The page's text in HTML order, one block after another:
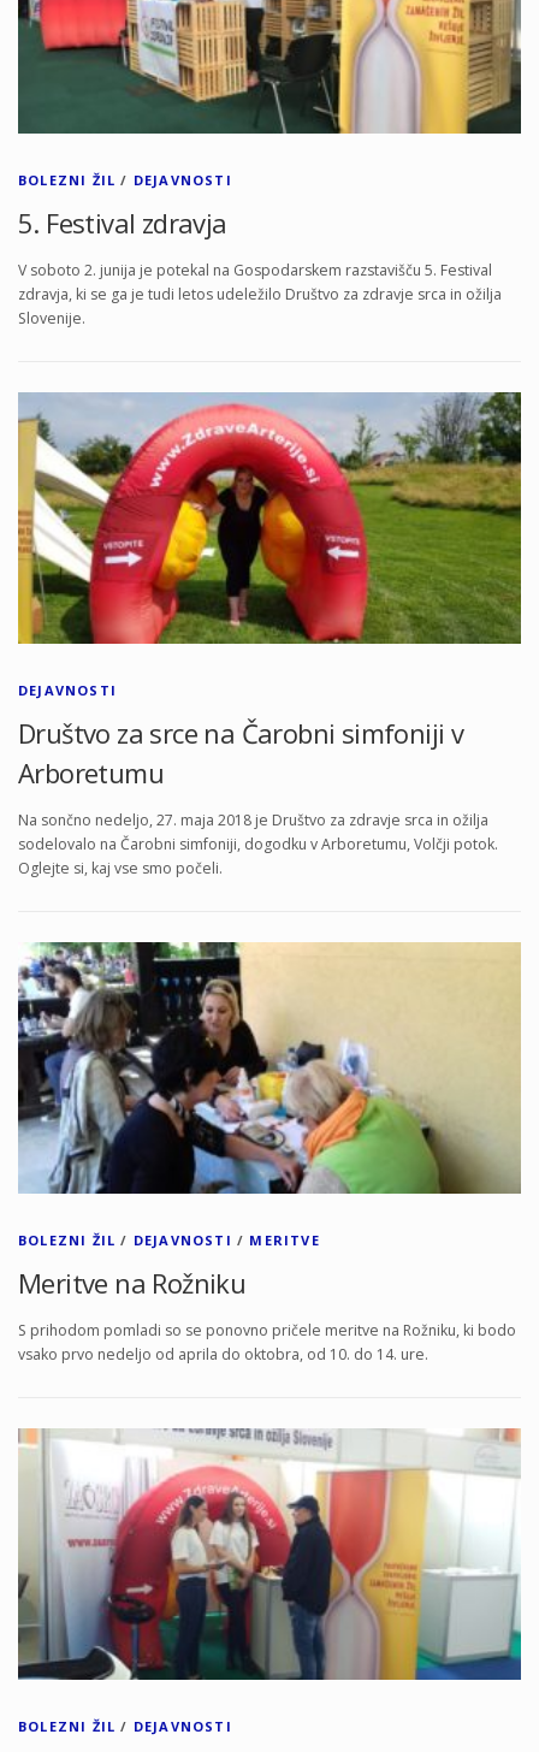
BOLEZNI ŽIL / DEJAVNOSTI
5. Festival zdravja
V soboto 2. junija je potekal na Gospodarskem razstavišču 5. Festival
zdravja, ki se ga je tudi letos udeležilo Društvo za zdravje srca in ožilja
Slovenije.
DEJAVNOSTI
Društvo za srce na Čarobni simfoniji v
Arboretumu
Na sončno nedeljo, 27. maja 2018 je Društvo za zdravje srca in ožilja
sodelovalo na Čarobni simfoniji, dogodku v Arboretumu, Volčji potok.
Oglejte si, kaj vse smo počeli.
BOLEZNI ŽIL / DEJAVNOSTI / MERITVE
Meritve na Rožniku
S prihodom pomladi so se ponovno pričele meritve na Rožniku, ki bodo
vsako prvo nedeljo od aprila do oktobra, od 10. do 14. ure.
BOLEZNI ŽIL / DEJAVNOSTI